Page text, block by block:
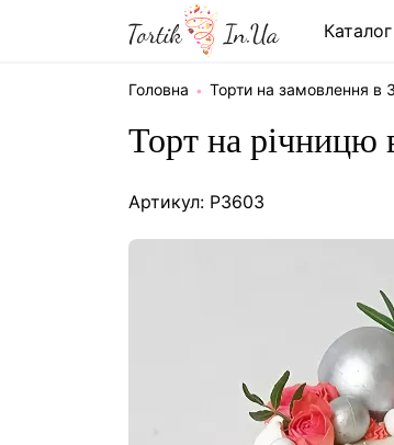
Головна Торти на замовлення в
Торт на річницю
Артикул: P3603